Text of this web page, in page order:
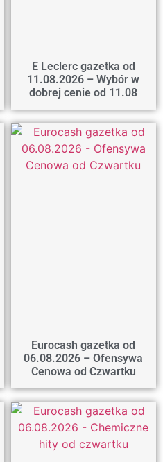
E Leclerc gazetka od
11.08.2026 – Wybór w
dobrej cenie od 11.08
Eurocash gazetka od
06.08.2026 – Ofensywa
Cenowa od Czwartku